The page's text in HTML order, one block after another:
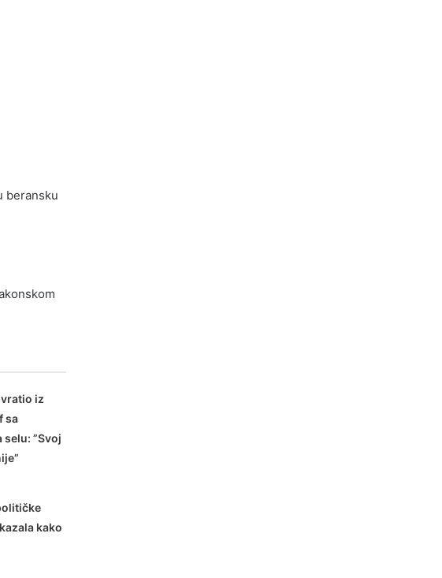
beransku
iz
sa
”Svoj
kako